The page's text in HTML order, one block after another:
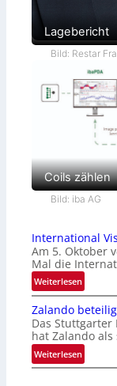
Lagebericht
Bild: Restar
Coils zählen
Bild: iba AG
International
Am 5. Oktober
Mal die
Weiterlesen:
I
n
t
e
r
n
Zalando
Das Stuttgarter
hat Zalando
Weiterlesen:
Z